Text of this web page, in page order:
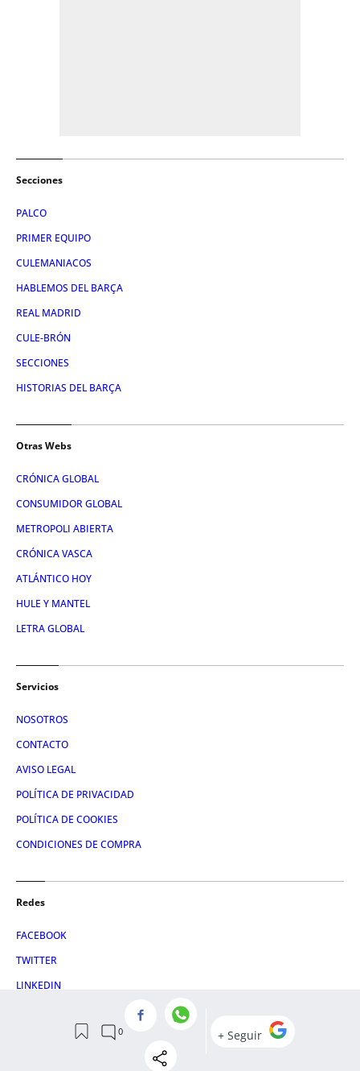
Secciones
PALCO
PRIMER EQUIPO
CULEMANIACOS
HABLEMOS DEL BARÇA
REAL MADRID
CULE-BRÓN
SECCIONES
HISTORIAS DEL BARÇA
Otras Webs
CRÓNICA GLOBAL
CONSUMIDOR GLOBAL
METROPOLI ABIERTA
CRÓNICA VASCA
ATLÁNTICO HOY
HULE Y MANTEL
LETRA GLOBAL
Servicios
NOSOTROS
CONTACTO
AVISO LEGAL
POLÍTICA DE PRIVACIDAD
POLÍTICA DE COOKIES
CONDICIONES DE COMPRA
Redes
FACEBOOK
TWITTER
LINKEDIN
© 2026 Crónica Global Media, SL